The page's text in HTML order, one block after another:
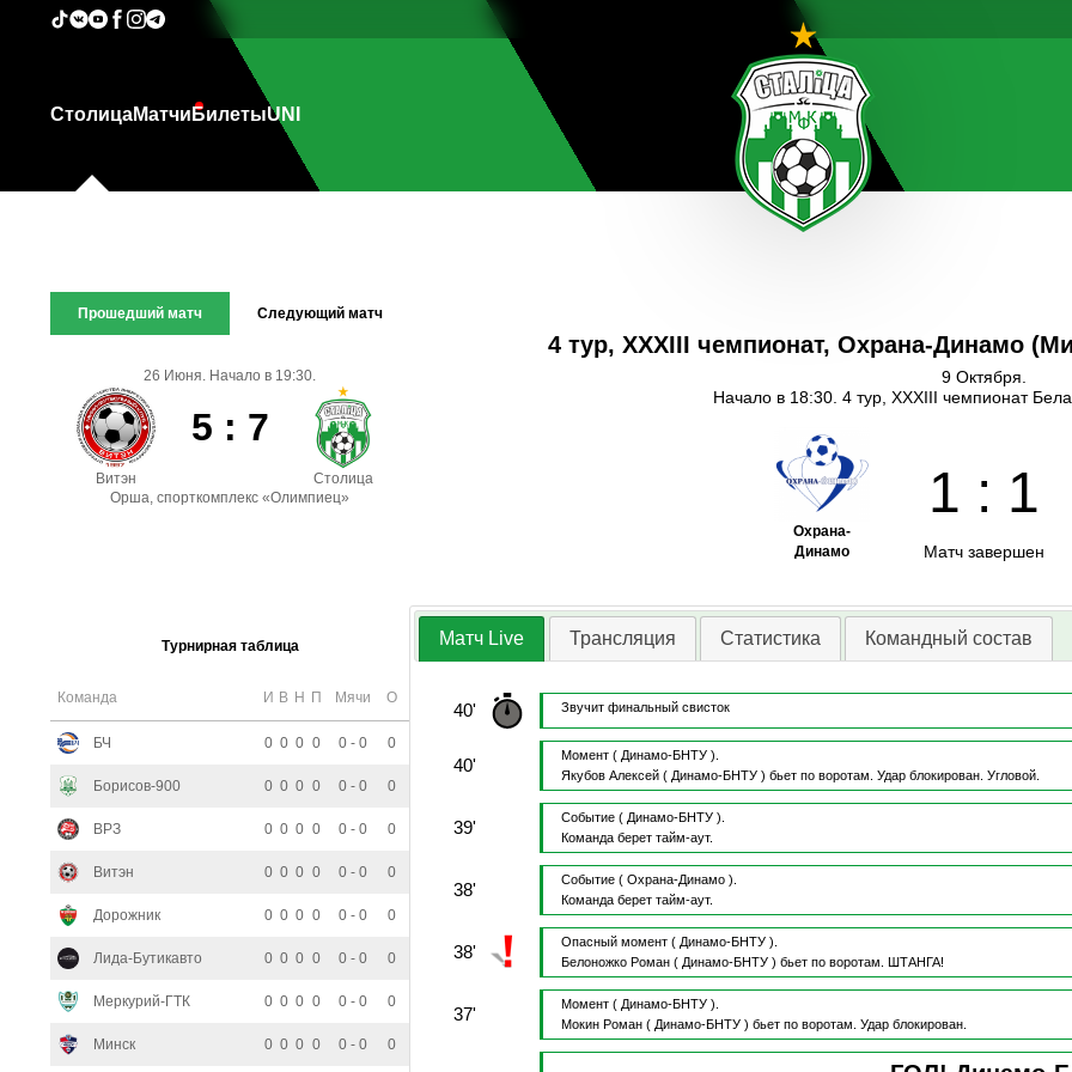
СтолицаМатчи БилетыUNI
Прошедший матч Следующий матч
26 Июня. Начало в 19:30.
5 : 7
Витэн
Столица
Орша, спорткомплекс «Олимпиец»
Турнирная таблица
Команда И В Н П Мячи О
БЧ 0 0 0 0 0 - 0 0
Борисов-900 0 0 0 0 0 - 0 0
ВРЗ 0 0 0 0 0 - 0 0
Витэн 0 0 0 0 0 - 0 0
Дорожник 0 0 0 0 0 - 0 0
Лида-Бутикавто 0 0 0 0 0 - 0 0
Меркурий-ГТК 0 0 0 0 0 - 0 0
Минск 0 0 0 0 0 - 0 0
4 тур, XXXIII чемпионат, Охрана-Динамо
9 Октября.
Начало в 18:30. 4 тур, XXXIII чемпионат
Охрана-
Динамо
1 : 1
Матч завершен
Матч Live Трансляция Статистика Командный состав
40' Звучит финальный свисток
40' Момент ( Динамо-БНТУ ).
Якубов Алексей( Динамо-БНТУ ) бьет по воротам. Удар блокирован. Угловой.
39' Событие ( Динамо-БНТУ ).
Команда берет тайм-аут.
38' Событие ( Охрана-Динамо ).
Команда берет тайм-аут.
38' Опасный момент ( Динамо-БНТУ ).
Белоножко Роман( Динамо-БНТУ ) бьет по воротам. ШТАНГА!
37' Момент ( Динамо-БНТУ ).
Мокин Роман( Динамо-БНТУ ) бьет по воротам. Удар блокирован.